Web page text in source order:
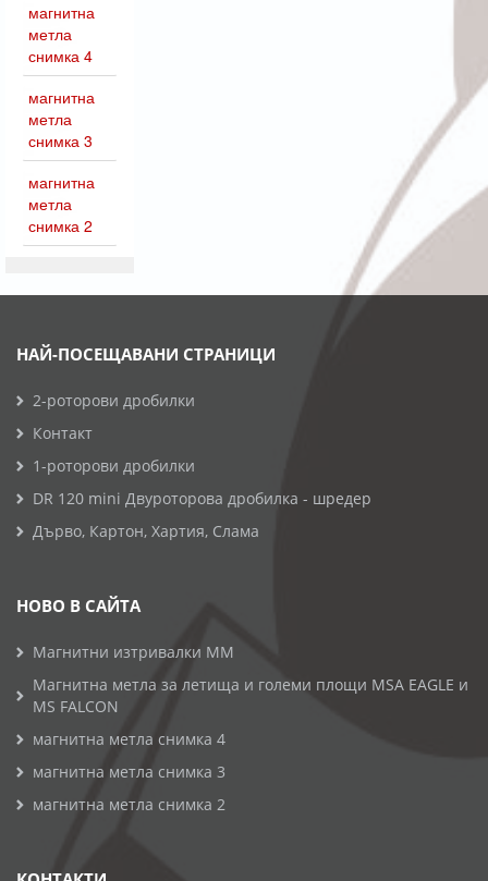
магнитна
метла
снимка 4
магнитна
метла
снимка 3
магнитна
метла
снимка 2
НАЙ-ПОСЕЩАВАНИ СТРАНИЦИ
2-роторови дробилки
Контакт
1-роторови дробилки
DR 120 mini Двуроторова дробилка - шредер
Дърво, Картон, Хартия, Слама
НОВО В САЙТА
Магнитни изтривалки MM
Магнитна метла за летища и големи площи MSA EAGLE и
MS FALCON
магнитна метла снимка 4
магнитна метла снимка 3
магнитна метла снимка 2